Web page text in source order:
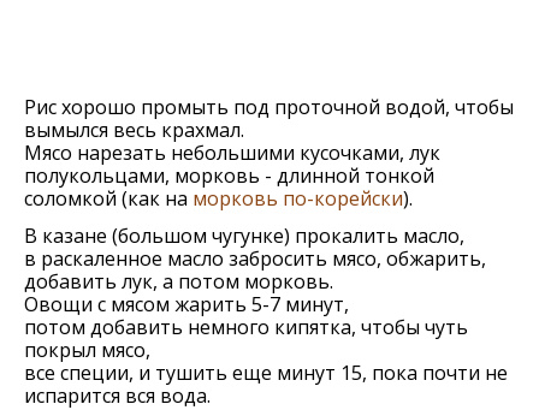
Рис хорошо промыть под проточной водой, чтобы
вымылся весь крахмал.
Мясо нарезать небольшими кусочками, лук
полукольцами, морковь - длинной тонкой
соломкой (как на морковь по-корейски).
В казане (большом чугунке) прокалить масло,
в раскаленное масло забросить мясо, обжарить,
добавить лук, а потом морковь.
Овощи с мясом жарить 5-7 минут,
потом добавить немного кипятка, чтобы чуть
покрыл мясо,
все специи, и тушить еще минут 15, пока почти не
испарится вся вода.